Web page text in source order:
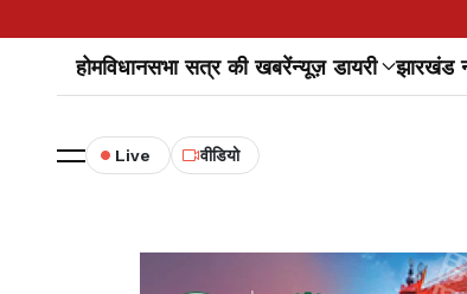
होमविधानसभा सत्र की खबरेंन्यूज़ डायरी झारखंड
Live वीडियो